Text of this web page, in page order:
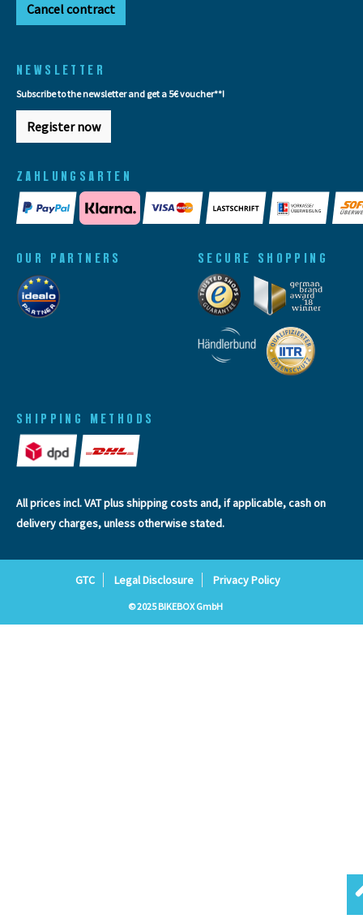
Cancel contract
NEWSLETTER
Subscribe to the newsletter and get a 5€ voucher**!
Register now
ZAHLUNGSARTEN
SHIPPING METHODS
OUR PARTNERS SECURE SHOPPING
All prices incl. VAT plusshipping costsand, if applicable, cash on
delivery charges, unless otherwise stated.
GTC Legal Disclosure Privacy Policy
© 2025 BIKEBOX GmbH